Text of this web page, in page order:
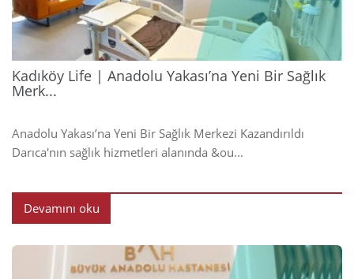
Kadıköy Life | Anadolu Yakası’na Yeni Bir Sağlık
Merk...
Anadolu Yakası’na Yeni Bir Sağlık Merkezi Kazandırıldı
Darıca'nın sağlık hizmetleri alanında &ou...
Devamını oku